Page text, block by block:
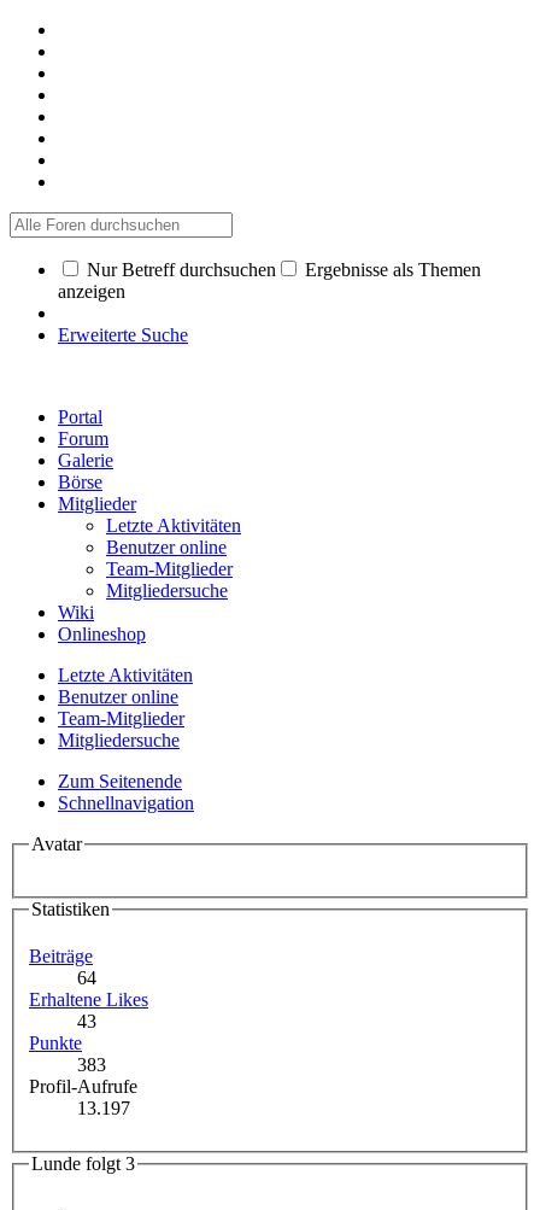
Nur Betreff durchsuchen
Ergebnisse als Themen
anzeigen
Erweiterte Suche
Portal
Forum
Galerie
Börse
Mitglieder
Letzte Aktivitäten
Benutzer online
Team-Mitglieder
Mitgliedersuche
Wiki
Onlineshop
Letzte Aktivitäten
Benutzer online
Team-Mitglieder
Mitgliedersuche
Zum Seitenende
Schnellnavigation
Avatar
Statistiken
Beiträge
64
Erhaltene Likes
43
Punkte
383
Profil-Aufrufe
13.197
Lunde folgt 3